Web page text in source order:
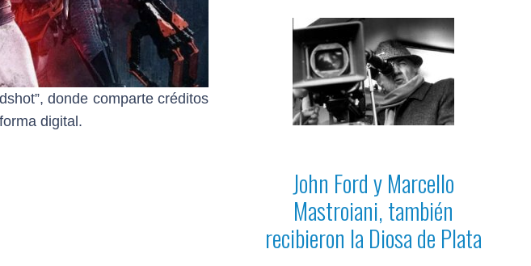
donde comparte créditos
digital.
John Ford y Marcello
Mastroiani, también
recibieron la Diosa de Plata